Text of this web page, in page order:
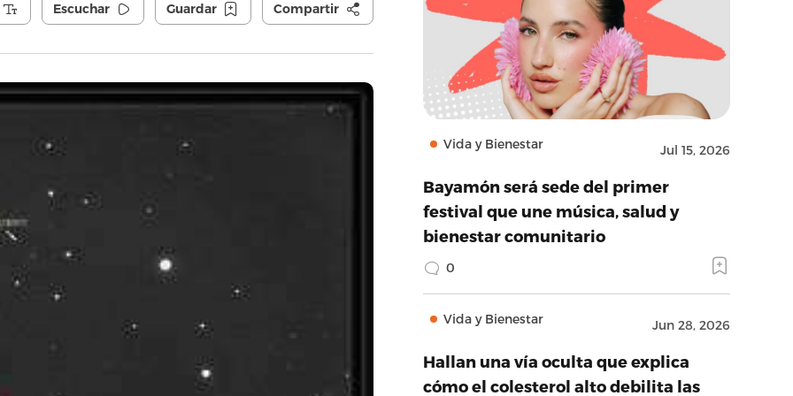
Escuchar Guardar Compartir
Vida y Bienestar Jul 15, 2026
Bayamón será sede del primer
festival que une música, salud y
bienestar comunitario
0
Vida y Bienestar Jun 28, 2026
Hallan una vía oculta que explica
cómo el colesterol alto debilita las